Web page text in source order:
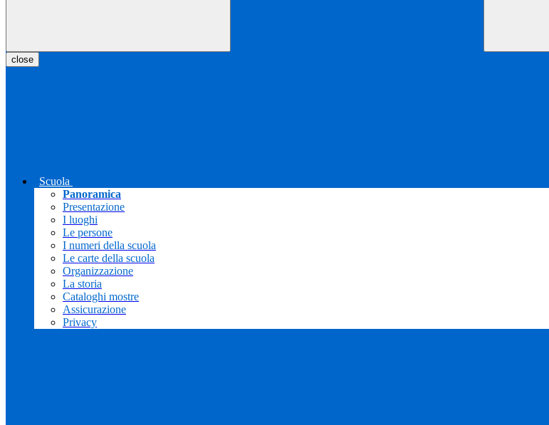
close
Scuola
Panoramica
Presentazione
I luoghi
Le persone
I numeri della scuola
Le carte della scuola
Organizzazione
La storia
Cataloghi mostre
Assicurazione
Privacy